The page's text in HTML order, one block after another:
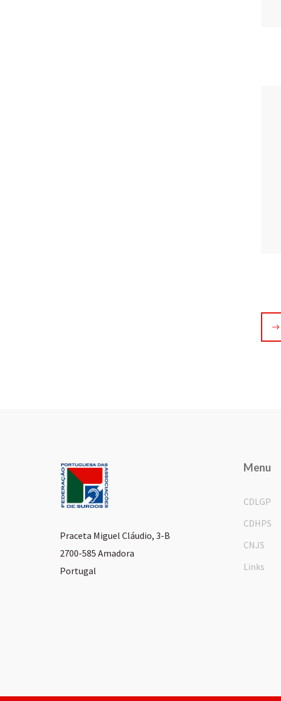
Praceta Miguel Cláudio, 3-B
2700-585 Amadora
Portugal
Menu
CDLGP
CDHPS
CNJS
Links